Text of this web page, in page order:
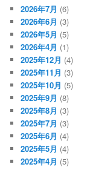
2026年7月 (6)
2026年6月 (3)
2026年5月 (5)
2026年4月 (1)
2025年12月 (4)
2025年11月 (3)
2025年10月 (5)
2025年9月 (8)
2025年8月 (3)
2025年7月 (3)
2025年6月 (4)
2025年5月 (4)
2025年4月 (5)